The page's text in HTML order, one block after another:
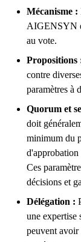
Mécanisme :
AIGENSYN
au vote.
Propositions
contre
paramètres à
Quorum et
doit
minimum du
d'approbation
Ces
décisions et
Délégation :
une expertise
peuvent